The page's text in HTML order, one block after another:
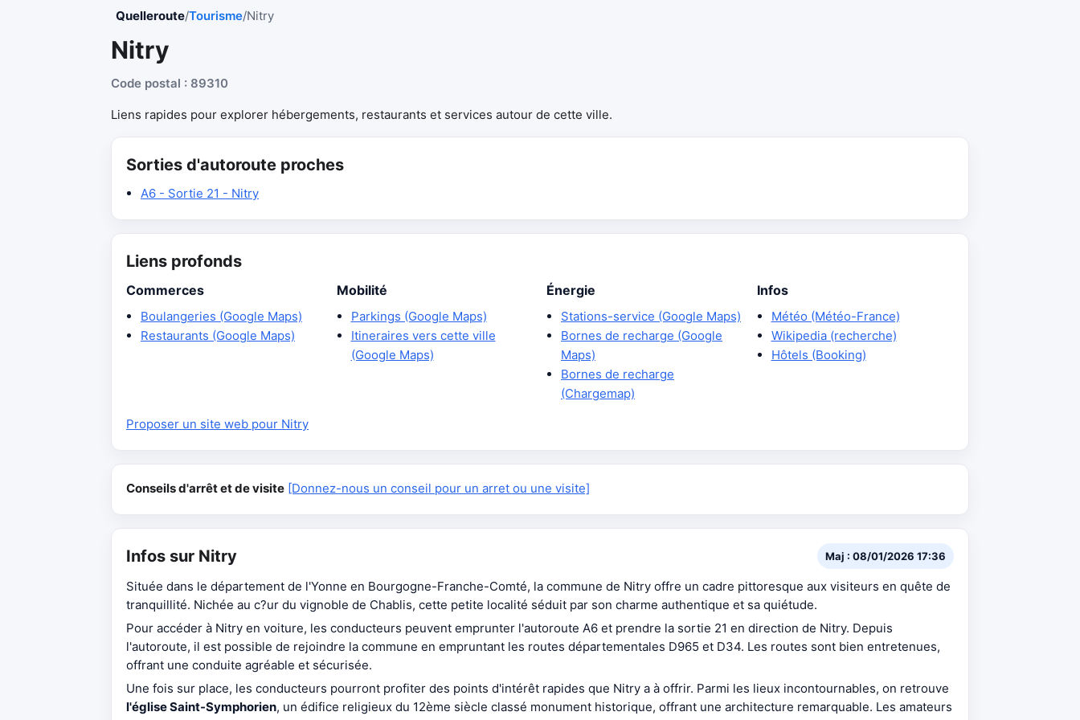
Quelleroute/Tourisme/Nitry
Nitry
Code postal : 89310
Liens rapides pour explorer hébergements, restaurants et services autour de cette ville.
Sorties d'autoroute proches
A6 - Sortie 21 - Nitry
Liens profonds
Commerces
Boulangeries (Google Maps)
Restaurants (Google Maps)
Mobilité
Parkings (Google Maps)
Itineraires vers cette ville
(Google Maps)
Énergie
Stations-service (Google Maps)
Bornes de recharge (Google
Maps)
Bornes de recharge
(Chargemap)
Infos
Météo (Météo-France)
Wikipedia (recherche)
Hôtels (Booking)
Proposer un site web pour Nitry
Conseils d'arrêt et de visite [Donnez-nous un conseil pour un arret ou une visite]
Infos sur Nitry Maj : 08/01/2026 17:36
Située dans le département de l'Yonne en Bourgogne-Franche-Comté, la commune de Nitry offre un cadre pittoresque aux visiteurs en quête de
tranquillité. Nichée au c?ur du vignoble de Chablis, cette petite localité séduit par son charme authentique et sa quiétude.
Pour accéder à Nitry en voiture, les conducteurs peuvent emprunter l'autoroute A6 et prendre la sortie 21 en direction de Nitry. Depuis
l'autoroute, il est possible de rejoindre la commune en empruntant les routes départementales D965 et D34. Les routes sont bien entretenues,
offrant une conduite agréable et sécurisée.
Une fois sur place, les conducteurs pourront profiter des points d'intérêt rapides que Nitry a à offrir. Parmi les lieux incontournables, on retrouve
l'église Saint-Symphorien, un édifice religieux du 12ème siècle classé monument historique, offrant une architecture remarquable. Les amateurs